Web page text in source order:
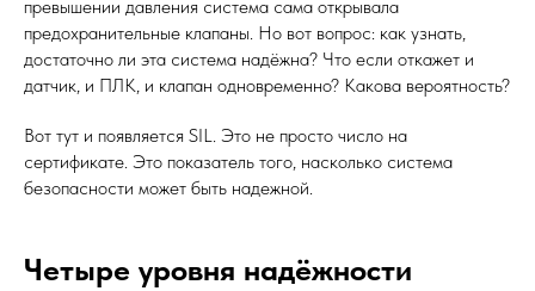
превышении давления система сама открывала
предохранительные клапаны. Но вот вопрос: как узнать,
достаточно ли эта система надёжна? Что если откажет и
датчик, и ПЛК, и клапан одновременно? Какова вероятность?
Вот тут и появляется SIL. Это не просто число на
сертификате. Это показатель того, насколько система
безопасности может быть надежной.
Четыре уровня надёжности